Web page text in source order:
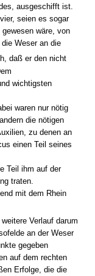
ausgeschifft ist.
seien es sogar
wäre, von
Weser an die
daß er den nicht
wichtigsten
waren nur nötig
die nötigen
zu denen an
einen Teil seines
Teil ihm auf der
traten.
mit dem Rhein
Verlauf darum
an der Weser
gegeben
auf dem rechten
Erfolge, die die